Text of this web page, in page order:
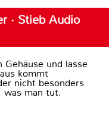
· Stieb Audio
und lasse
kommt
nicht besonders
was man tut.